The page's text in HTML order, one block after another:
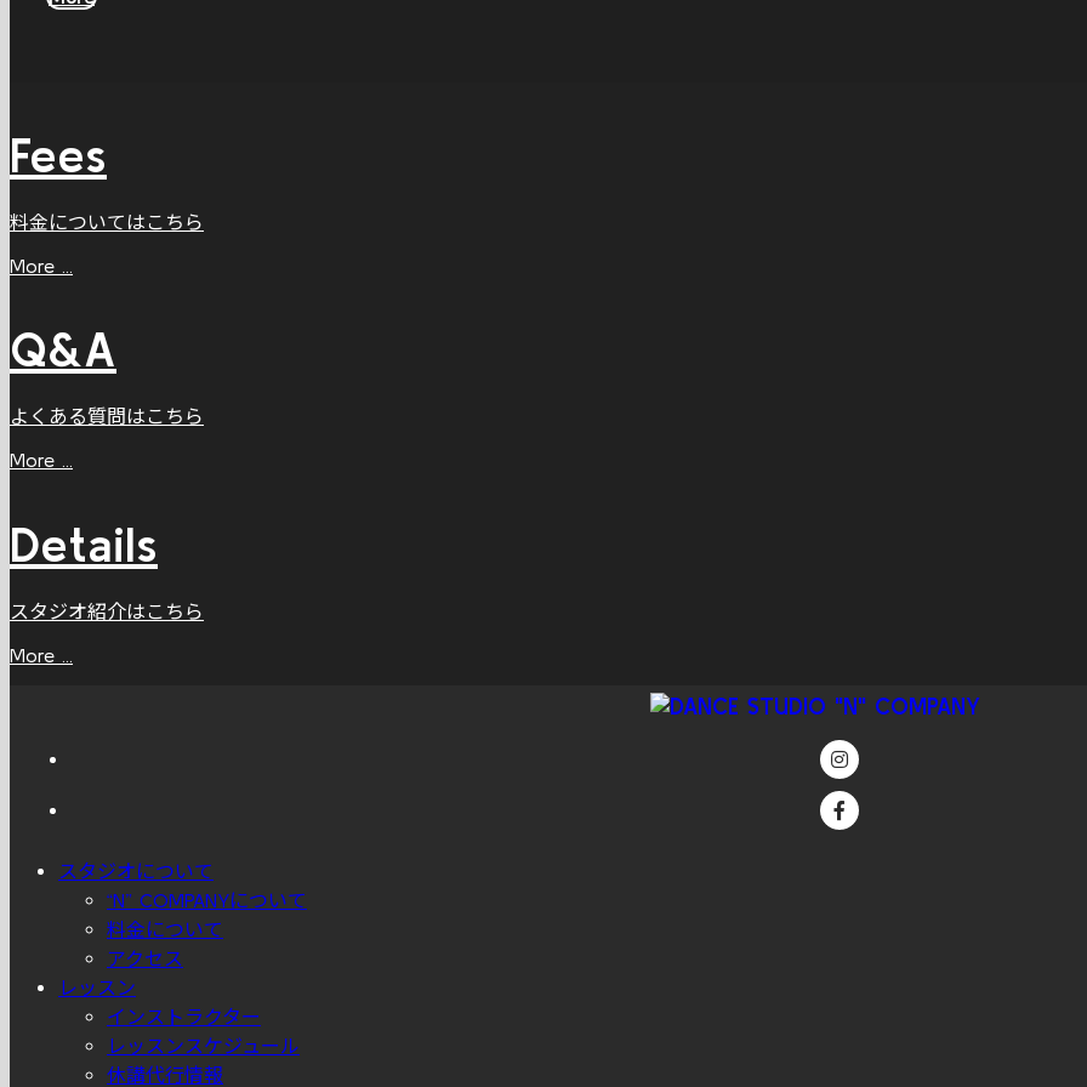
Fees
料金についてはこちら
More ...
Q&A
よくある質問はこちら
More ...
Details
スタジオ紹介はこちら
More ...
スタジオについて
“N” COMPANYについて
料金について
アクセス
レッスン
インストラクター
レッスンスケジュール
休講代行情報